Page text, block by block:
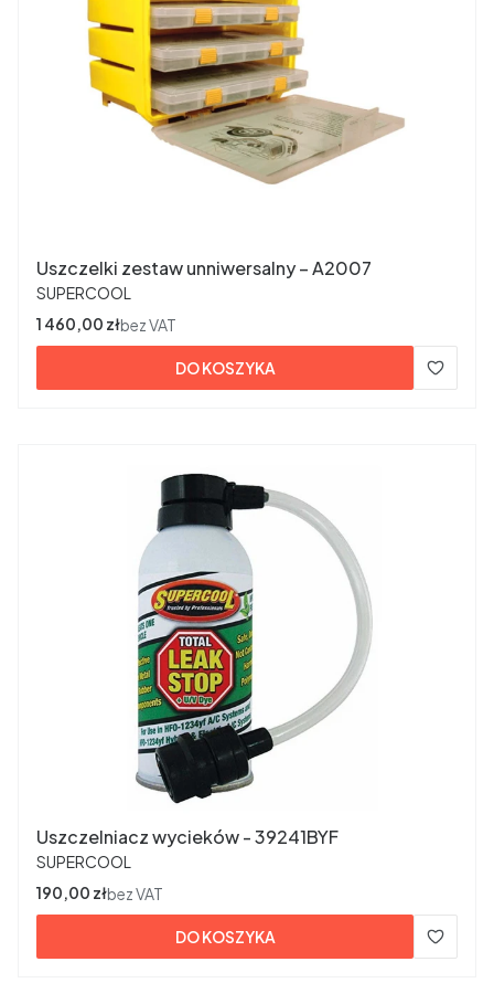
Uszczelki zestaw unniwersalny – A2007
PRODUCENT
SUPERCOOL
Cena
1 460,00 złbez VAT
DO KOSZYKA
Uszczelniacz wycieków - 39241BYF
PRODUCENT
SUPERCOOL
Cena
190,00 złbez VAT
DO KOSZYKA